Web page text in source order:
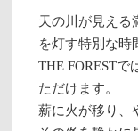
天の川が見える
を灯す特別な時
THE FOREST
ただけます。
薪に火が移り、